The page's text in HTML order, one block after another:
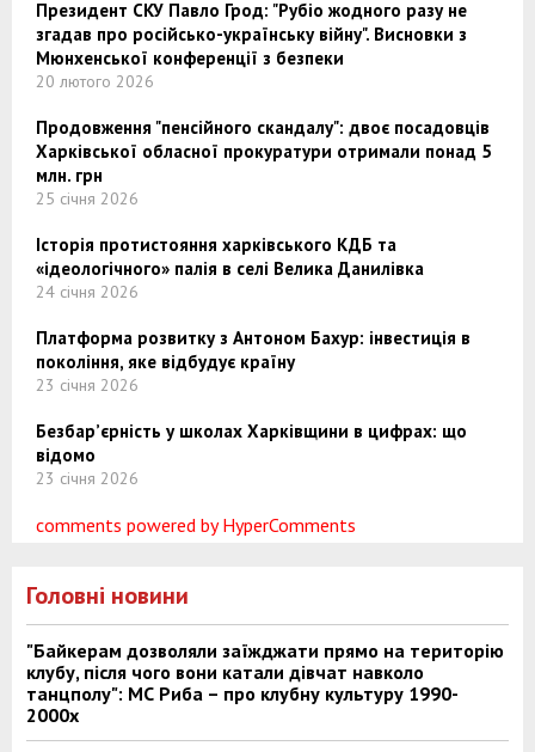
Президент СКУ Павло Грод: "Рубіо жодного разу не
згадав про російсько-українську війну". Висновки з
Мюнхенської конференції з безпеки
20 лютого 2026
Продовження "пенсійного скандалу": двоє посадовців
Харківської обласної прокуратури отримали понад 5
млн. грн
25 січня 2026
Історія протистояння харківського КДБ та
«ідеологічного» палія в селі Велика Данилівка
24 січня 2026
Платформа розвитку з Антоном Бахур: інвестиція в
покоління, яке відбудує країну
23 січня 2026
Безбар’єрність у школах Харківщини в цифрах: що
відомо
23 січня 2026
comments powered by HyperComments
Головні новини
"Байкерам дозволяли заїжджати прямо на територію
клубу, після чого вони катали дівчат навколо
танцполу": МС Риба – про клубну культуру 1990-
2000х